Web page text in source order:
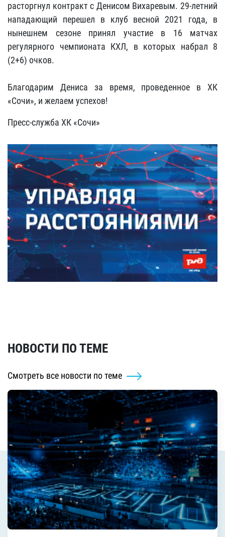
расторгнул контракт с Денисом Вихаревым. 29-летний
нападающий перешел в клуб весной 2021 года, в
нынешнем сезоне принял участие в 16 матчах
регулярного чемпионата КХЛ, в которых набрал 8
(2+6) очков.
Благодарим Дениса за время, проведенное в ХК
«Сочи», и желаем успехов!
Пресс-служба ХК «Сочи»
НОВОСТИ ПО ТЕМЕ
Смотреть все новости по теме